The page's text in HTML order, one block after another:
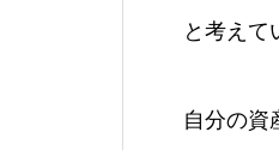
と考えて
自分の資